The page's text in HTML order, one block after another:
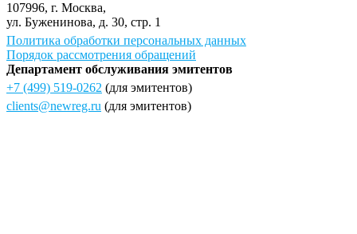
107996, г. Москва,
ул. Буженинова, д. 30, стр. 1
Политика обработки персональных данных
Порядок рассмотрения обращений
Департамент обслуживания эмитентов
+7 (499) 519-0262 (для эмитентов)
clients@newreg.ru (для эмитентов)